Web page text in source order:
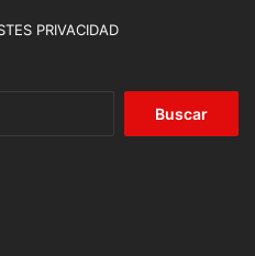
PRIVACIDAD